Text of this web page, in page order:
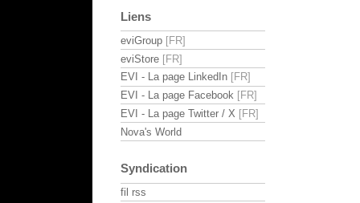
Liens
eviGroup
eviStore
EVI - La page LinkedIn
EVI - La page Facebook
EVI - La page Twitter / X
Nova's World
Syndication
fil rss